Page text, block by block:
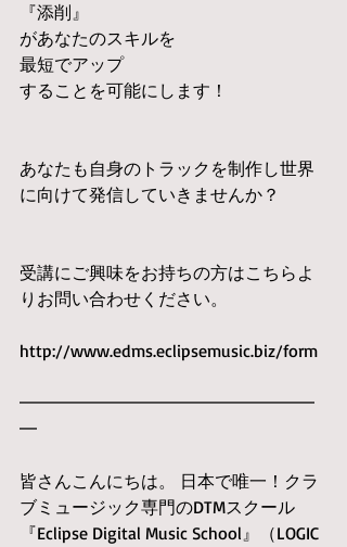
『添削』
があなたのスキルを
最短でアップ
することを可能にします！
あなたも自身のトラックを制作し世界
に向けて発信していきませんか？
受講にご興味をお持ちの方はこちらよ
りお問い合わせください。
http://www.edms.eclipsemusic.biz/form
━━━━━━━━━━━━━━━━━
━
皆さんこんにちは。 日本で唯一！クラ
ブミュージック専門のDTMスクール
『Eclipse Digital Music School』（LOGIC